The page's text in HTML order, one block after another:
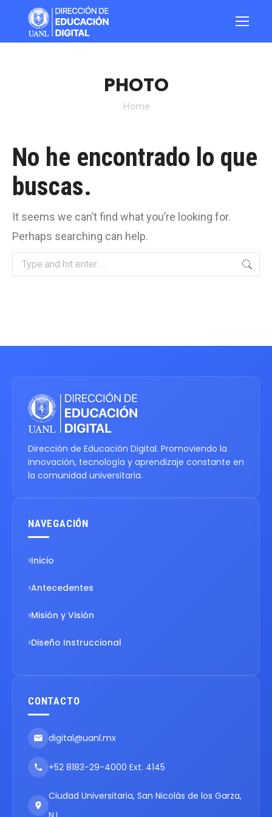
PHOTO
You are here:
Home
No he encontrado lo que
buscas.
It seems we can’t find what you’re looking for.
Perhaps searching can help.
Search:
Dirección de Educación Digital. Promoviendo la
innovación, tecnología y aprendizaje constante en
la comunidad universitaria.
NAVEGACIÓN
Inicio
Antecedentes
Misión y Visión
Diseño Instruccional
CONTACTO
digital@uanl.mx
+52 8183-29-4000 Ext. 4145
Ciudad Universitaria, San Nicolás de los Garza,